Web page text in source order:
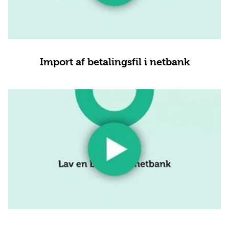
Import af betalingsfil i netbank